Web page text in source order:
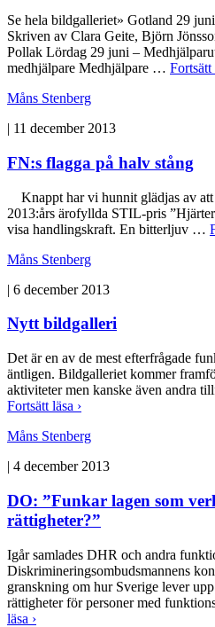
Se hela bildgalleriet» Gotland 29
Skriven av Clara Geite, Björn
Pollak Lördag 29 juni –
medhjälpare Medhjälpare … Fortsätt
Måns Stenberg
| 11 december 2013
FN:s flagga på halv stång
Knappt har vi hunnit glädjas av att
2013:års ärofyllda STIL-pris
visa handlingskraft. En bitterljuv …
Måns Stenberg
| 6 december 2013
Nytt bildgalleri
Det är en av de mest efterfrågade
äntligen. Bildgalleriet kommer
aktiviteter men kanske även andra
Fortsätt läsa ›
Måns Stenberg
| 4 december 2013
DO: ”Funkar lagen som
rättigheter?”
Igår samlades DHR och andra
Diskrimineringsombudsmannens
granskning om hur Sverige lever
rättigheter för personer med
läsa ›